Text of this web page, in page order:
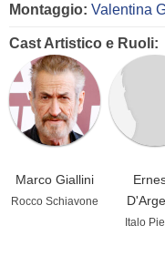
Montaggio: Valentina
Cast Artistico e Ruoli:
Marco Giallini
Rocco Schiavone
Italo